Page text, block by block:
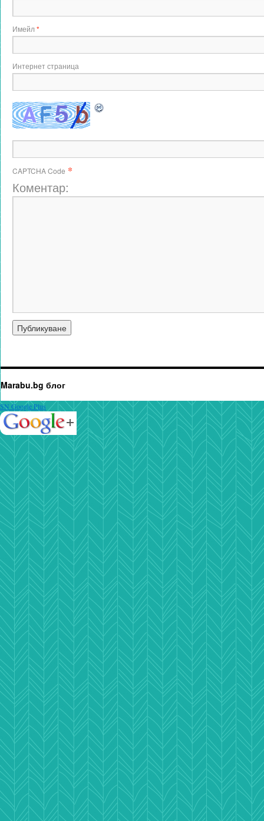
Имейл *
Интернет страница
CAPTCHA Code *
Коментар:
Marabu.bg блог
SN Google Plus